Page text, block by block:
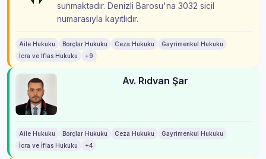
sunmaktadır. Denizli Barosu'na 3032 sicil
numarasıyla kayıtlıdır.
Aile Hukuku Borçlar Hukuku Ceza Hukuku
Gayrimenkul Hukuku
İcra ve İflas Hukuku
+9
Av. Rıdvan Şar
Aile Hukuku Borçlar Hukuku Ceza Hukuku
Gayrimenkul Hukuku
İcra ve İflas Hukuku
+4